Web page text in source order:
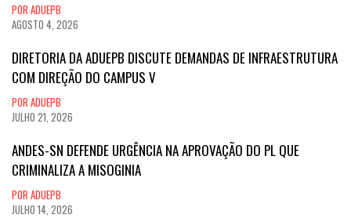
POR ADUEPB
AGOSTO 4, 2026
DIRETORIA DA ADUEPB DISCUTE DEMANDAS DE INFRAESTRUTURA
COM DIREÇÃO DO CAMPUS V
POR ADUEPB
JULHO 21, 2026
ANDES-SN DEFENDE URGÊNCIA NA APROVAÇÃO DO PL QUE
CRIMINALIZA A MISOGINIA
POR ADUEPB
JULHO 14, 2026